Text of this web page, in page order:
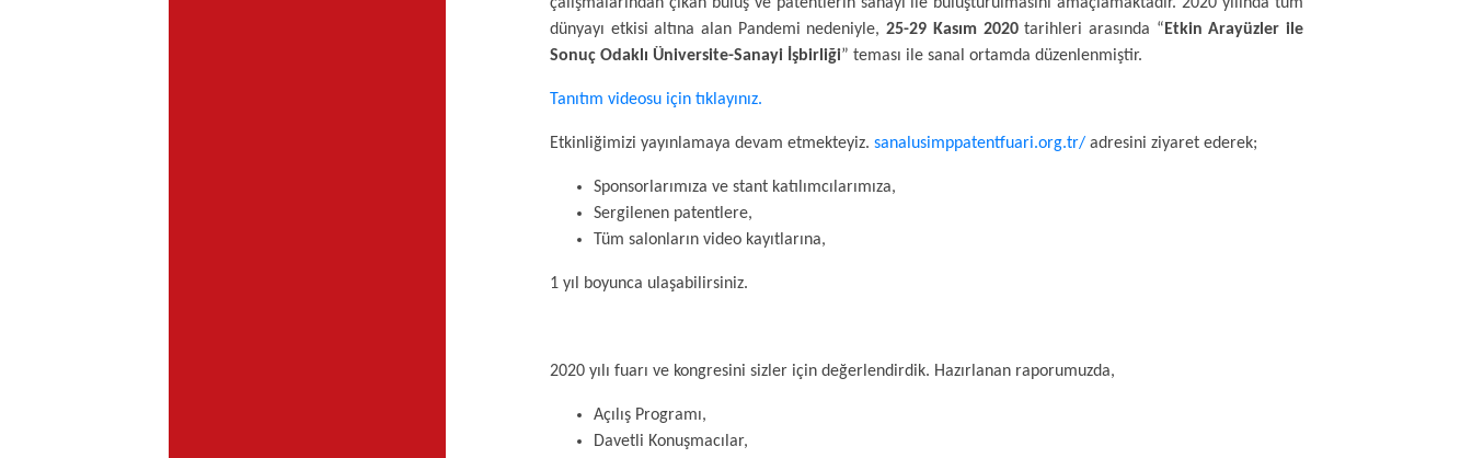
çalışmalarından çıkan buluş ve patentlerin sanayi ile buluşturulmasını amaçlamaktadır. 2020 yılında tüm
dünyayı etkisi altına alan Pandemi nedeniyle,25-29 Kasım 2020tarihleri arasında “Etkin Arayüzler ile
Sonuç Odaklı Üniversite-Sanayi İşbirliği” teması ile sanal ortamda düzenlenmiştir.
Tanıtım videosu için tıklayınız.
Etkinliğimizi yayınlamaya devam etmekteyiz. sanalusimppatentfuari.org.tr/ adresini ziyaret ederek;
Sponsorlarımıza ve stant katılımcılarımıza,
Sergilenen patentlere,
Tüm salonların video kayıtlarına,
1 yıl boyunca ulaşabilirsiniz.
2020 yılı fuarı ve kongresini sizler için değerlendirdik. Hazırlanan raporumuzda,
Açılış Programı,
Davetli Konuşmacılar,